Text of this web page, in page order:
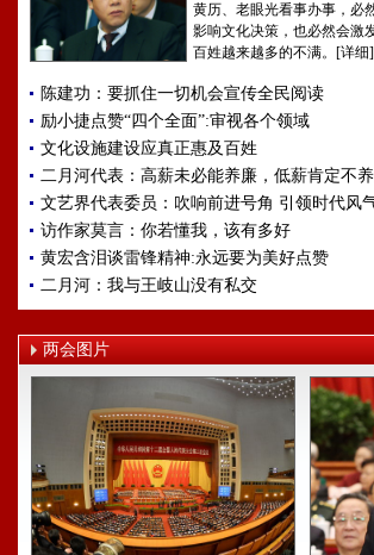
黄历、老眼光看事办事，必
影响文化决策，也必然会激
百姓越来越多的不满。 [详细]
陈建功：要抓住一切机会宣传全民阅读
励小捷点赞“四个全面”:审视各个领域
文化设施建设应真正惠及百姓
二月河代表：高薪未必能养廉，低薪肯定不
文艺界代表委员：吹响前进号角 引领时代风
访作家莫言：你若懂我，该有多好
黄宏含泪谈雷锋精神:永远要为美好点赞
二月河：我与王岐山没有私交
两会图片